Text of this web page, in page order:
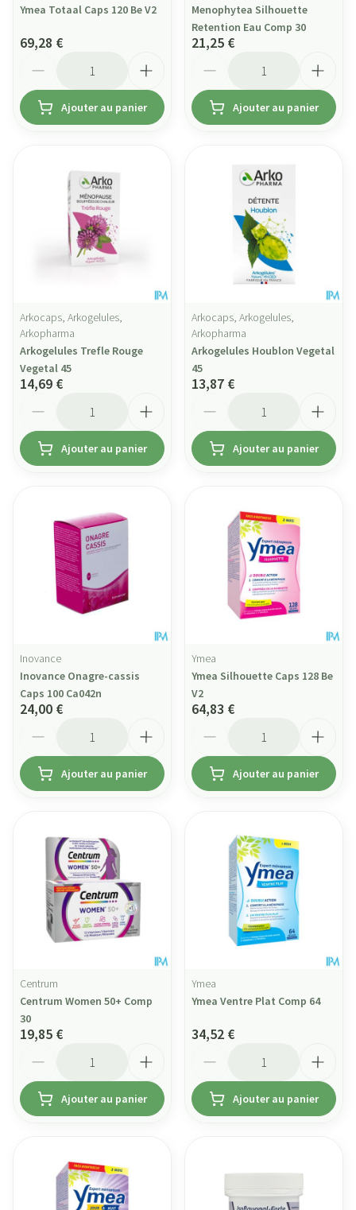
Ymea Totaal Caps 120 Be V2
69,28 €
Ajouter au panier
Menophytea Silhouette
Retention Eau Comp 30
21,25 €
Ajouter au panier
Arkocaps, Arkogelules,
Arkopharma
Arkogelules Trefle Rouge
Vegetal 45
14,69 €
Ajouter au panier
Arkocaps, Arkogelules,
Arkopharma
Arkogelules Houblon Vegetal
45
13,87 €
Ajouter au panier
Inovance
Inovance Onagre-cassis
Caps 100 Ca042n
24,00 €
Ajouter au panier
Ymea
Ymea Silhouette Caps 128 Be
V2
64,83 €
Ajouter au panier
Centrum
Centrum Women 50+ Comp
30
19,85 €
Ajouter au panier
Ymea
Ymea Ventre Plat Comp 64
34,52 €
Ajouter au panier